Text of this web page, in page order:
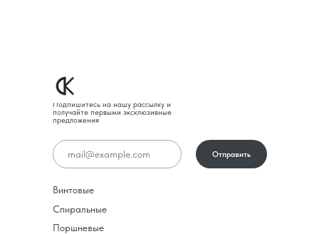
Подпишитесь на нашу рассылку и
получайте первыми эксклюзивные
предложения
Винтовые
Спиральные
Поршневые
Отправить